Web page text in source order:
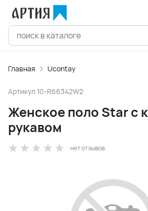
Главная Ucontay
Артикул 10-R66342W2
Женское поло Star с
рукавом
нет отзывов